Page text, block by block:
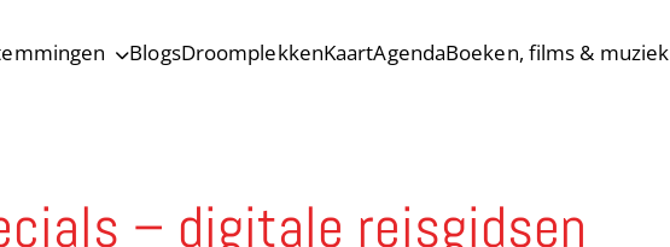
BlogsDroomplekkenKaartAgendaBoeken, films & muziek
– digitale reisgidsen